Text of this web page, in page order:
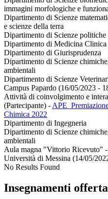
immagini morfologiche e
Dipartimento di Scienze
e scienze della terra
Dipartimento di Scienze
Dipartimento di Medicina Clinica
Dipartimento di Giurisprudenza
Dipartimento di Scienze
ambientali
Dipartimento di Scienze
Campus Papardo (16/05/2023 -
Attività di coinvolgimento e
(Partecipante) -
Chimica 2022
Dipartimento di Ingegneria
Dipartimento di Scienze
ambientali
Aula magna "Vittorio Ricevuto"
Università di Messina (14/05/
No Results Found
Insegnamenti